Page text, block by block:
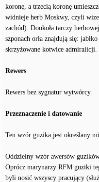
koronę, a trzecią koronę
widnieje herb Moskwy, czyli
zachód). Dookoła tarczy
szponach orła znajdują się:
skrzyżowane kotwice admiralicji.
Rewers
Rewers bez sygnatur wytwórcy.
Przeznaczenie i datowanie
Ten wzór guzika jest określany
Oddzielny wzór awersów
Oprócz marynarzy RFM guziki
byli nosić wszyscy pracujący